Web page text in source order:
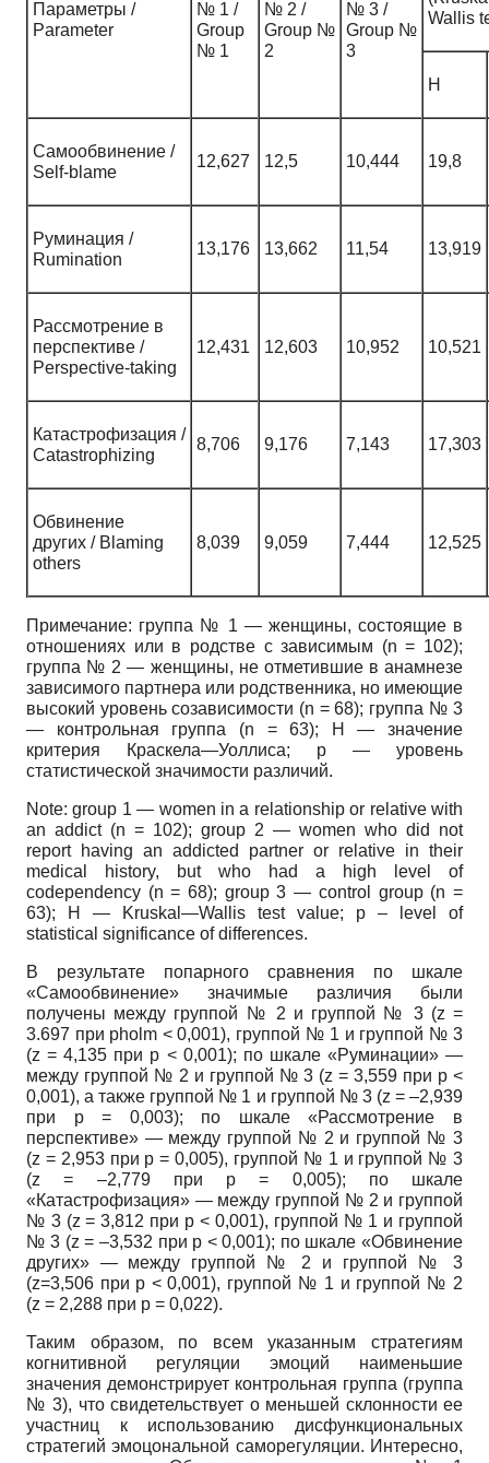
Параметры /
Parameter
№ 1 /
Group
№ 1
№ 2 /
Group №
2
№ 3 /
Group №
3
Wallis
H
Самообвинение /
Self-blame
12,627 12,5 10,444 19,8
Руминация /
Rumination
13,176 13,662 11,54 13,919
Рассмотрение в
перспективе /
Perspective-taking
12,431 12,603 10,952 10,521
Катастрофизация /
Catastrophizing
8,706 9,176 7,143 17,303
Обвинение
других / Blaming
others
8,039 9,059 7,444 12,525
Примечание: группа № 1 — женщины, состоящие в
отношениях или в родстве с зависимым (n = 102);
группа № 2 — женщины, не отметившие в анамнезе
зависимого партнера или родственника, но имеющие
высокий уровень созависимости (n = 68); группа № 3
— контрольная группа (n = 63); H — значение
критерия Краскела—Уоллиса; p — уровень
статистической значимости различий.
Note: group 1 — women in a relationship or relative with
an addict (n = 102); group 2 — women who did not
report having an addicted partner or relative in their
medical history, but who had a high level of
codependency (n = 68); group 3 — control group (n =
63); H — Kruskal—Wallis test value; p – level of
statistical significance of differences.
В результате попарного сравнения по шкале
«Самообвинение» значимые различия были
получены между группой № 2 и группой № 3 (z =
3.697 при pholm < 0,001), группой № 1 и группой № 3
(z = 4,135 при p < 0,001); по шкале «Руминации» —
между группой № 2 и группой № 3 (z = 3,559 при p <
0,001), а также группой № 1 и группой № 3 (z = –2,939
при p = 0,003); по шкале «Рассмотрение в
перспективе» — между группой № 2 и группой № 3
(z = 2,953 при p = 0,005), группой № 1 и группой № 3
(z = –2,779 при p = 0,005); по шкале
«Катастрофизация» — между группой № 2 и группой
№ 3 (z = 3,812 при p < 0,001), группой № 1 и группой
№ 3 (z = –3,532 при p < 0,001); по шкале «Обвинение
других» — между группой № 2 и группой № 3
(z=3,506 при p < 0,001), группой № 1 и группой № 2
(z = 2,288 при p = 0,022).
Таким образом, по всем указанным стратегиям
когнитивной регуляции эмоций наименьшие
значения демонстрирует контрольная группа (группа
№ 3), что свидетельствует о меньшей склонности ее
участниц к использованию дисфункциональных
стратегий эмоцональной саморегуляции. Интересно,